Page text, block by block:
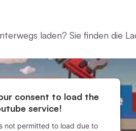
laden? Sie finden die
consent to load the
service!
not permitted to load due to